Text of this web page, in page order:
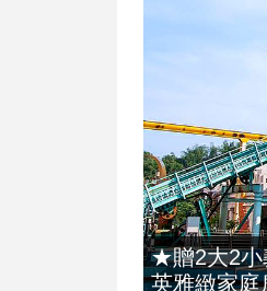
★贈2大2小
英雅緻家庭